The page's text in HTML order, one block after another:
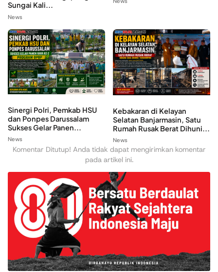
Sungai Kali...
News
Sinergi Polri, Pemkab HSU
dan Ponpes Darussalam
Sukses Gelar Panen...
News
Kebakaran di Kelayan
Selatan Banjarmasin, Satu
Rumah Rusak Berat Dihuni...
News
Komentar Ditutup! Anda tidak dapat mengirimkan komentar
pada artikel ini.